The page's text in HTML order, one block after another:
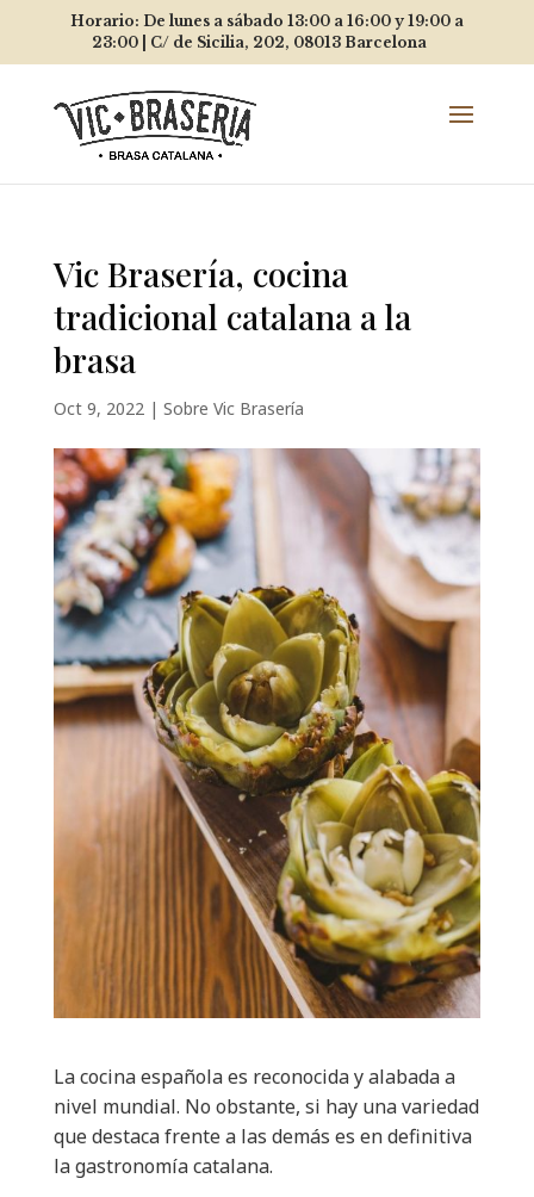
Horario: De lunes a sábado 13:00 a 16:00 y 19:00 a
23:00 | C/ de Sicilia, 202, 08013 Barcelona
Vic Brasería, cocina
tradicional catalana a la
brasa
Oct 9, 2022| Sobre Vic Brasería
La cocina española es reconocida y alabada a
nivel mundial. No obstante, si hay una variedad
que destaca frente a las demás es en definitiva
la gastronomía catalana.